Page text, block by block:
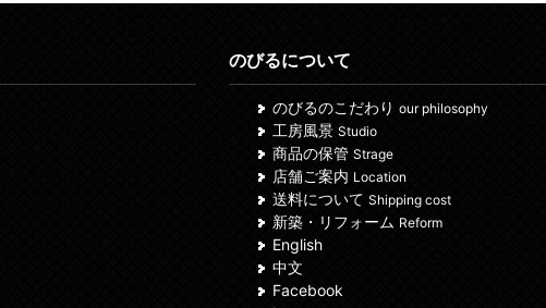
のびるについて
のびるのこだわり our philosophy
工房風景 Studio
商品の保管 Strage
店舗ご案内 Location
送料について Shipping cost
新築・リフォーム Reform
English
中文
Facebook